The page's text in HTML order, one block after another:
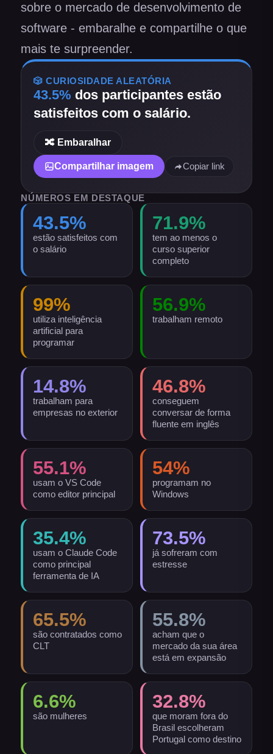
sobre o mercado de desenvolvimento de
software - embaralhe e compartilhe o que
mais te surpreender.
🎲 CURIOSIDADE ALEATÓRIA
43.5% dos participantesestão
satisfeitos com o salário.
🔀 Embaralhar
Compartilhar imagem Copiar link
NÚMEROS EM DESTAQUE
43.5%
estão satisfeitos com
o salário
71.9%
tem ao menos o
curso superior
completo
99%
utiliza inteligência
artificial para
programar
56.9%
trabalham remoto
14.8%
trabalham para
empresas no exterior
46.8%
conseguem
conversar de forma
fluente em inglês
55.1%
usam o VS Code
como editor principal
54%
programam no
Windows
35.4%
usam o Claude Code
como principal
ferramenta de IA
73.5%
já sofreram com
estresse
65.5%
são contratados como
CLT
55.8%
acham que o
mercado da sua área
está em expansão
6.6%
são mulheres
32.8%
que moram fora do
Brasil escolheram
Portugal como destino